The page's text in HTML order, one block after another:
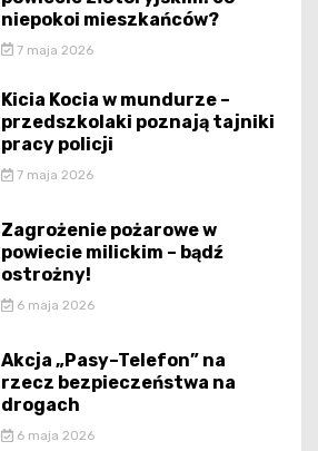
niepokoi mieszkańców?
7 maja 2026
Kicia Kocia w mundurze –
przedszkolaki poznają tajniki
pracy policji
7 maja 2026
Zagrożenie pożarowe w
powiecie milickim – bądź
ostrożny!
6 maja 2026
Akcja „Pasy–Telefon” na
rzecz bezpieczeństwa na
drogach
6 maja 2026